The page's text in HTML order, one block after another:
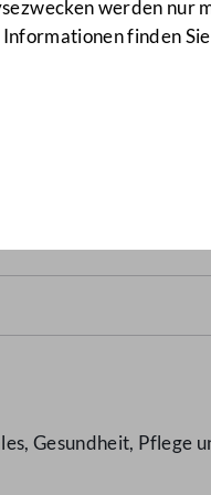
werden nur
finden
Gesundheit, Pflege